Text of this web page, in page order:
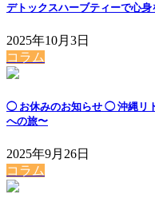
デトックスハーブティーで心身
2025年10月3日
コラム
◯ お休みのお知らせ ◯ 沖縄リ
への旅〜
2025年9月26日
コラム